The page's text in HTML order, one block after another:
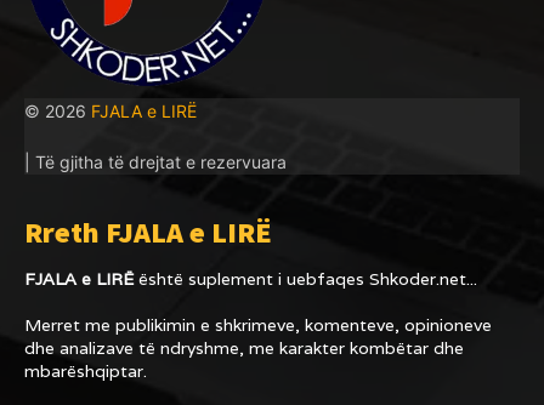
© 2026 FJALA e LIRË
| Të gjitha të drejtat e rezervuara
Rreth FJALA e LIRË
FJALA e LIRËështë suplement i uebfaqes Shkoder.net...
Merret me publikimin e shkrimeve, komenteve, opinioneve
dhe analizave të ndryshme, me karakter kombëtar dhe
mbarëshqiptar.